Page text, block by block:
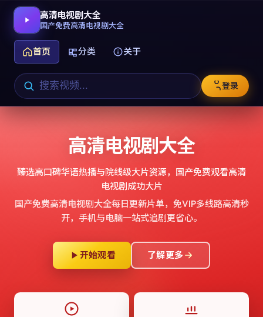
高清电视剧大全
国产免费高清电视剧大全
首页 分类 关于
登录
高清电视剧大全
臻选高口碑华语热播与院线级大片资源， 国产免费观看高清
电视剧成功大片
国产免费高清电视剧大全每日更新片单，免VIP多线路高清秒
开，手机与电脑一站式追剧更省心。
开始观看 了解更多